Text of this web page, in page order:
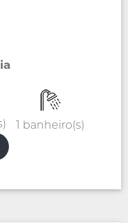
1 banheiro(s)